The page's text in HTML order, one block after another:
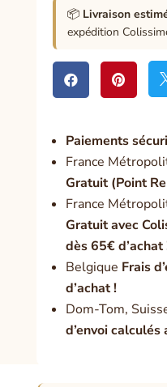
📦 Livraison
expédition
 
Paiements
France
Gratuit (Point
France
Gratuit avec
dès 65€ d’achat
Belgique Frais
d’achat !
Dom-Tom,
d’envoi calculés